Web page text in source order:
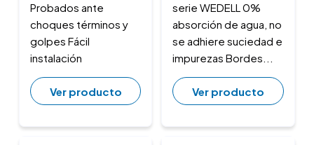
Probados ante
choques términos y
golpes Fácil
instalación
Ver producto
serie WEDELL 0%
absorción de agua, no
se adhiere suciedad e
impurezas Bordes...
Ver producto